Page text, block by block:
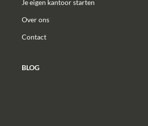
---
Kom het zelf ervaren!
Met een unieke ligging aan het groen,
Je eigen kantoor starten
Over ons
Contact
BLOG